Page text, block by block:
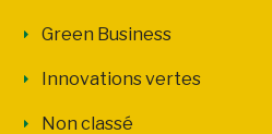
Green Business
Innovations vertes
Non classé